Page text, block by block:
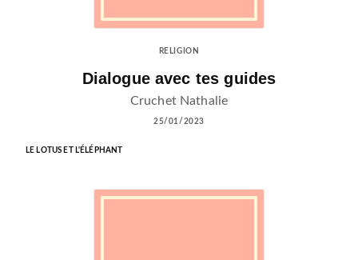
RELIGION
Dialogue avec tes guides
Cruchet Nathalie
25/01/2023
LE LOTUS ET L'ÉLÉPHANT